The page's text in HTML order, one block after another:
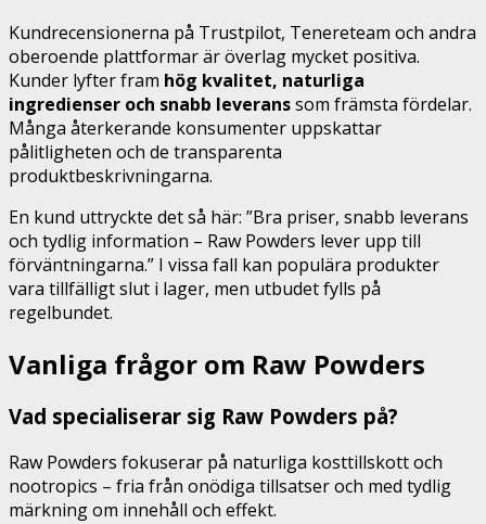
Kundrecensionerna på Trustpilot, Tenereteam och andra
oberoende plattformar är överlag mycket positiva.
Kunder lyfter fram hög kvalitet, naturliga
ingredienser och snabb leveranssom främsta fördelar.
Många återkerande konsumenter uppskattar
pålitligheten och de transparenta
produktbeskrivningarna.
En kund uttryckte det så här: ”Bra priser, snabb leverans
och tydlig information – Raw Powders lever upp till
förväntningarna.” I vissa fall kan populära produkter
vara tillfälligt slut i lager, men utbudet fylls på
regelbundet.
Vanliga frågor om Raw Powders
Vad specialiserar sig Raw Powders på?
Raw Powders fokuserar på naturliga kosttillskott och
nootropics – fria från onödiga tillsatser och med tydlig
märkning om innehåll och effekt.